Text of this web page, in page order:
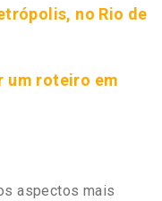
no Rio de
um roteiro em
aspectos mais